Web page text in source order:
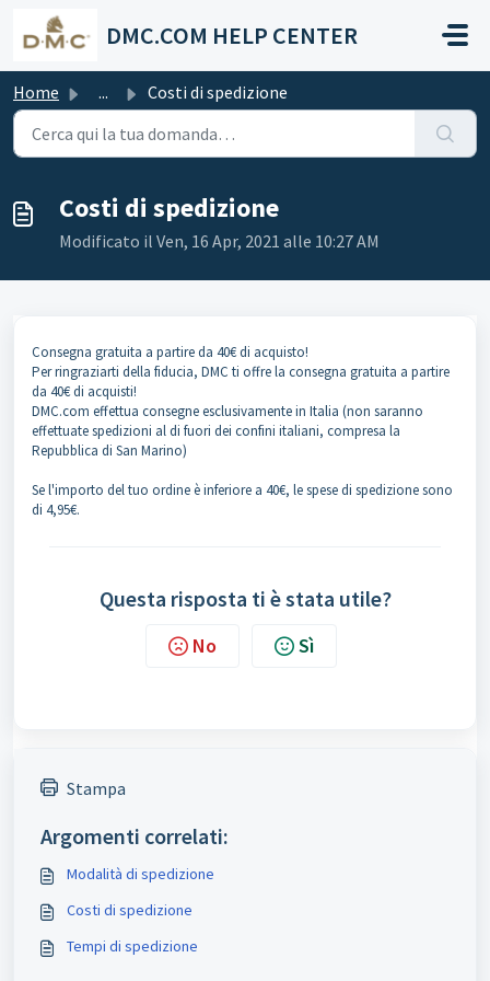
Salta al contenuto principale
DMC.COM HELP CENTER
Home ... Costi di spedizione
Costi di spedizione
Modificato il Ven, 16 Apr, 2021 alle 10:27 AM
Consegna gratuita a partire da 40€ di acquisto!
Per ringraziarti della fiducia, DMC ti offre la consegna gratuita a partire
da 40€ di acquisti!
DMC.com effettua consegne esclusivamente in Italia (non saranno
effettuate spedizioni al di fuori dei confini italiani, compresa la
Repubblica di San Marino)
Se l'importo del tuo ordine è inferiore a 40€, le spese di spedizione sono
di 4,95€.
Questa risposta ti è stata utile?
No Sì
Stampa
Argomenti correlati:
Modalità di spedizione
Costi di spedizione
Tempi di spedizione